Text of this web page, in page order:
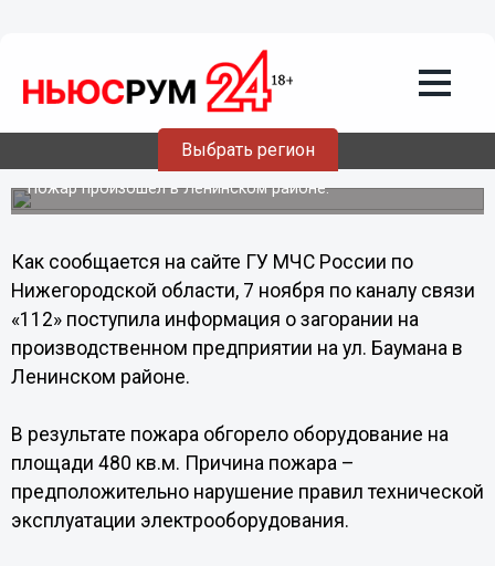
Выбрать регион
07.11.201323:22
Производственное предприятие
горело в Нижнем Новгороде
Пожар произошел в Ленинском районе.
Как сообщается на сайте ГУ МЧС России по
Нижегородской области, 7 ноября по каналу связи
«112» поступила информация о загорании на
производственном предприятии на ул. Баумана в
Ленинском районе.
В результате пожара обгорело оборудование на
площади 480 кв.м. Причина пожара –
предположительно нарушение правил технической
эксплуатации электрооборудования.